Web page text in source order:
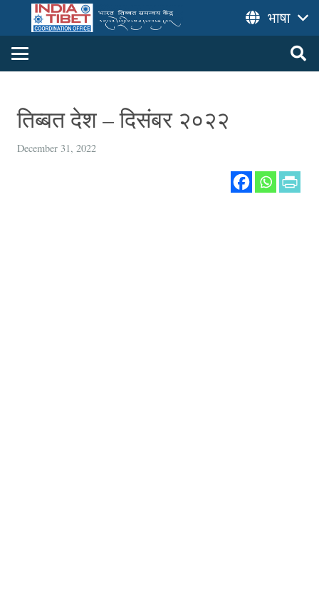
भाषा
तिब्बत देश – दिसंबर २०२२
December 31, 2022